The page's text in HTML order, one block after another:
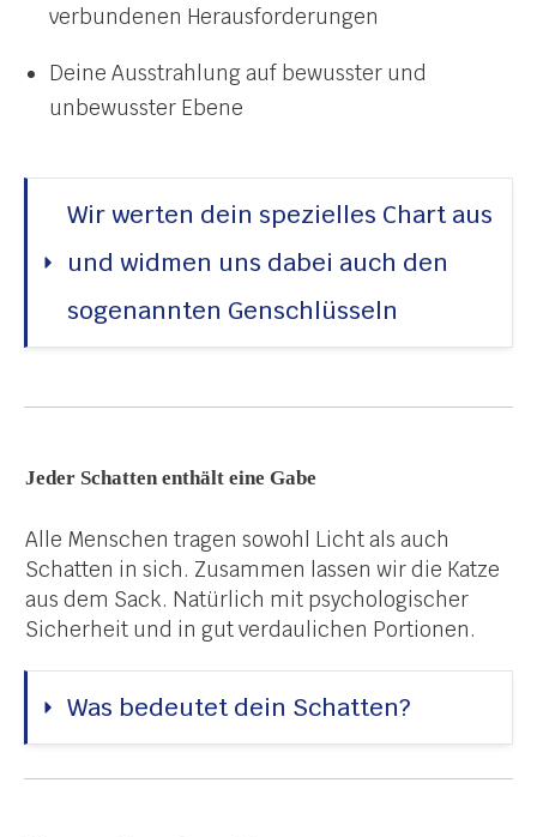
verbundenen Herausforderungen
Deine Ausstrahlung auf bewusster und
unbewusster Ebene
Wir werten dein spezielles Chart aus
und widmen uns dabei auch den
sogenannten Genschlüsseln
Jeder Schatten enthält eine Gabe
Alle Menschen tragen sowohl Licht als auch
Schatten in sich. Zusammen lassen wir die Katze
aus dem Sack. Natürlich mit psychologischer
Sicherheit und in gut verdaulichen Portionen.
Was bedeutet dein Schatten?